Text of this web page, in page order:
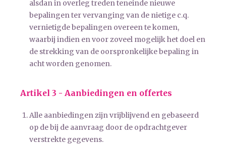
alsdan in overleg treden teneinde nieuwe
bepalingen ter vervanging van de nietige c.q.
vernietigde bepalingen overeen te komen,
waarbij indien en voor zoveel mogelijk het doel en
de strekking van de oorspronkelijke bepaling in
acht worden genomen.
Artikel 3 - Aanbiedingen en offertes
Alle aanbiedingen zijn vrijblijvend en gebaseerd
op de bij de aanvraag door de opdrachtgever
verstrekte gegevens.